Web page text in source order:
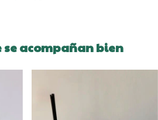
se acompañan bien